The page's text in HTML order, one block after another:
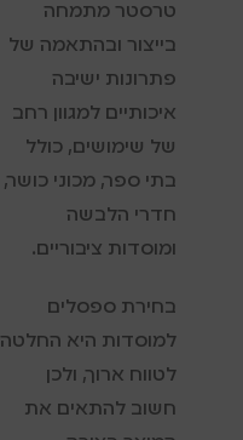
טרסטר מתמחה
בייצור ובהתאמה של
פתרונות ישיבה
איכותיים למגוון רחב
של שימושים, כולל
בתי ספר, מכוני כושר,
חדרי הלבשה
ומוסדות ציבוריים.
בחירת ספסלים
למוסדות היא החלטה
לטווח ארוך, ולכן
חשוב להתאים את